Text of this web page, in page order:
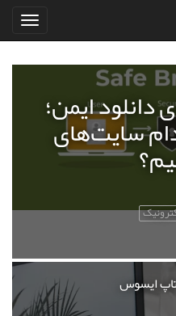
ایمن؛
سایت‌های
ایسوس